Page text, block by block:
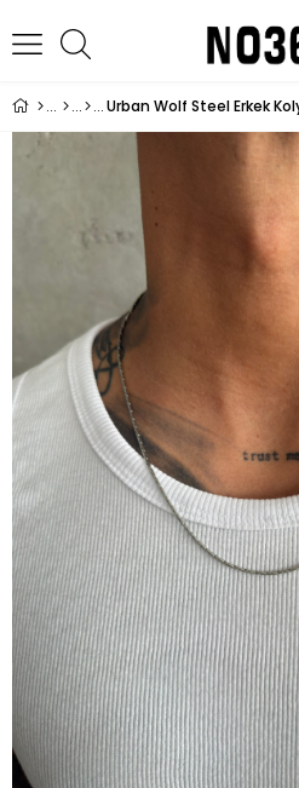
Urban Wolf Steel Erkek